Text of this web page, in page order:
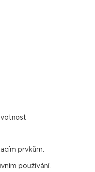
prvkům.
používání.